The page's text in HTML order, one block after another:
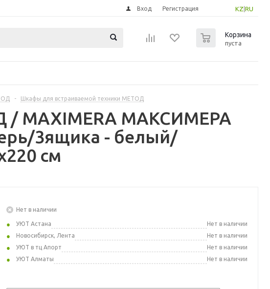
KZ RU
Вход Регистрация
Корзина
пуста
- Шкафы для встраиваемой техники МЕТОД
/ MAXIMERA МАКСИМЕРА
3ящика - белый/
см
Нет в наличии
УЮТ Астана
Нет в наличии
Новосибирск, Лента
Нет в наличии
УЮТ в тц Апорт
Нет в наличии
УЮТ Алматы
Нет в наличии